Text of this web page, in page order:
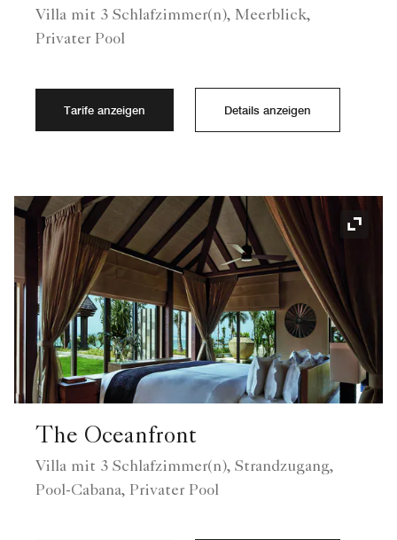
Villa mit 3 Schlafzimmer(n), Meerblick,
Privater Pool
Tarife anzeigen Details anzeigen
The Oceanfront
Villa mit 3 Schlafzimmer(n), Strandzugang,
Pool-Cabana, Privater Pool